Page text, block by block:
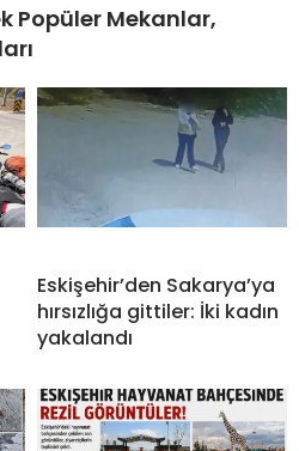
Popüler Mekanlar,
Eskişehir’den Sakarya’ya
hırsızlığa gittiler: İki kadın
yakalandı